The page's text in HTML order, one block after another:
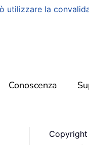
utilizzare la
Conoscenza